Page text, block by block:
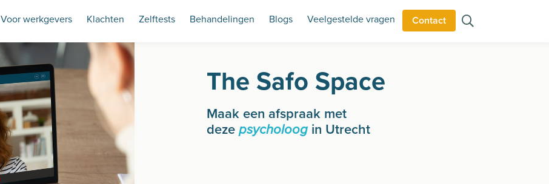
Voor werkgevers Klachten Zelftests Behandelingen Blogs Veelgestelde vragen Contact
The Safo Space
Maak een afspraak met
deze psycholoog in Utrecht